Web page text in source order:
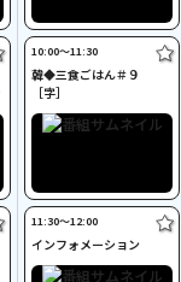
10:00〜11:30
韓◆三食ごはん＃９
［字］
11:30〜12:00
インフォメーション